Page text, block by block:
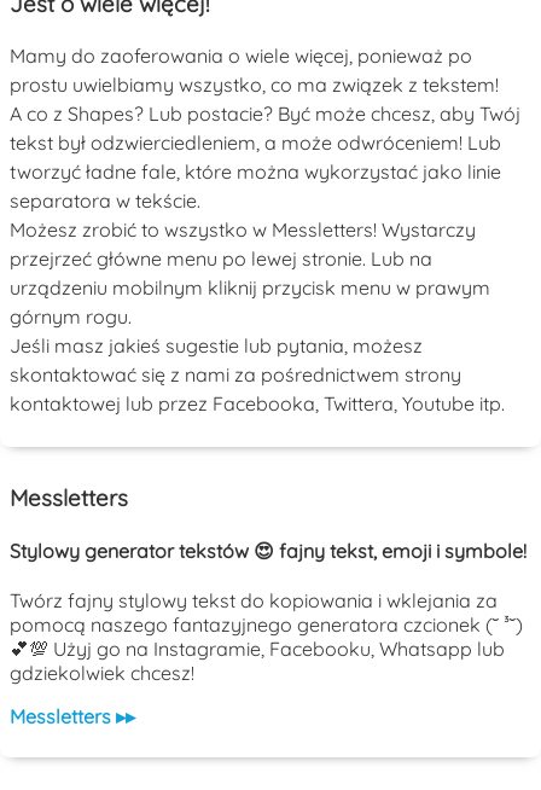
Mamy do zaoferowania o wiele więcej, ponieważ po
prostu uwielbiamy wszystko, co ma związek z tekstem!
A co z Shapes? Lub postacie? Być może chcesz, aby Twój
tekst był odzwierciedleniem, a może odwróceniem! Lub
tworzyć ładne fale, które można wykorzystać jako linie
separatora w tekście.
Możesz zrobić to wszystko w Messletters! Wystarczy
przejrzeć główne menu po lewej stronie. Lub na
urządzeniu mobilnym kliknij przycisk menu w prawym
górnym rogu.
Jeśli masz jakieś sugestie lub pytania, możesz
skontaktować się z nami za pośrednictwem strony
kontaktowej lub przez Facebooka, Twittera, Youtube itp.
Messletters
Stylowy generator tekstów 😍 fajny tekst, emoji i symbole!
Twórz fajny stylowy tekst do kopiowania i wklejania za
pomocą naszego fantazyjnego generatora czcionek (˘ ³˘)
💕💯 Użyj go na Instagramie, Facebooku, Whatsapp lub
gdziekolwiek chcesz!
Messletters ▸▸